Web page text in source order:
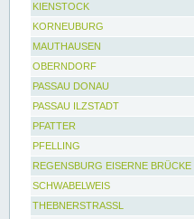
KIENSTOCK
KORNEUBURG
MAUTHAUSEN
OBERNDORF
PASSAU DONAU
PASSAU ILZSTADT
PFATTER
PFELLING
REGENSBURG EISERNE BRÜCKE
SCHWABELWEIS
THEBNERSTRASSL